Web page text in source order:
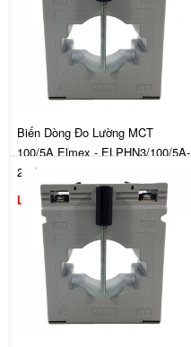
Biến Dòng Đo Lường MCT
100/5A Elmex - ELPHN3/100/5A-
2.5/1
Liên hệ